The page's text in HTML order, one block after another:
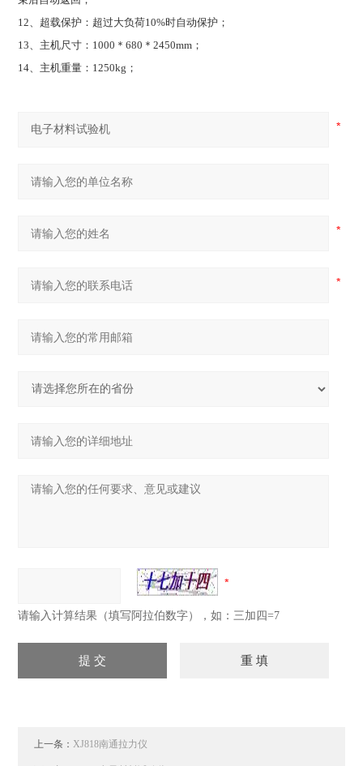
12、超载保护：超过大负荷10%时自动保护；
13、主机尺寸：1000＊680＊2450mm；
14、主机重量：1250kg；
请输入计算结果（填写阿拉伯数字），如：三加四=7
上一条：XJ818南通拉力仪